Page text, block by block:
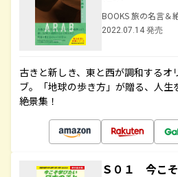
BOOKS 旅の名言＆
2022.07.14 発売
古きと新しき、東と西が調和するオ
ブ。「地球の歩き方」が贈る、人
絶景集！
Ｓ０１ 今こ